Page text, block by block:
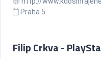
Praha 5
Filip Crkva -